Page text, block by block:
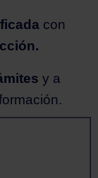
con
y a